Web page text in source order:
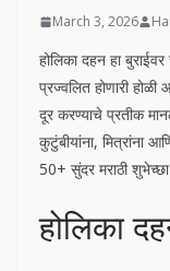
March 3, 2026
होलिका दहन हा
प्रज्वलित होणारी
दूर करण्याचे प्रतीक
कुटुंबीयांना, मित्रांना
50+ सुंदर मराठी
होलिका